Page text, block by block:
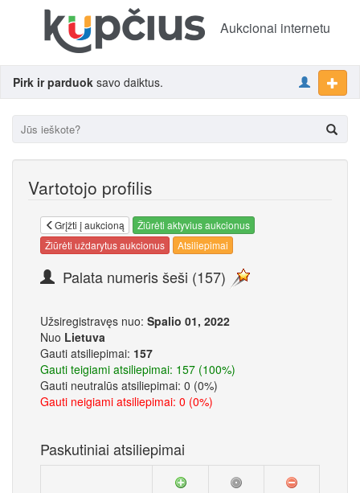
Aukcionai internetu
Pirk ir parduok savo daiktus.
Vartotojo profilis
Grįžti į aukcioną
Žiūrėti aktyvius aukcionus
Žiūrėti uždarytus aukcionus
Atsiliepimai
Palata numeris šeši (157)
Užsiregistravęs nuo: Spalio 01, 2022
Nuo Lietuva
Gauti atsiliepimai: 157
Gauti teigiami atsiliepimai: 157 (100%)
Gauti neutralūs atsiliepimai: 0 (0%)
Gauti neigiami atsiliepimai: 0 (0%)
Paskutiniai atsiliepimai